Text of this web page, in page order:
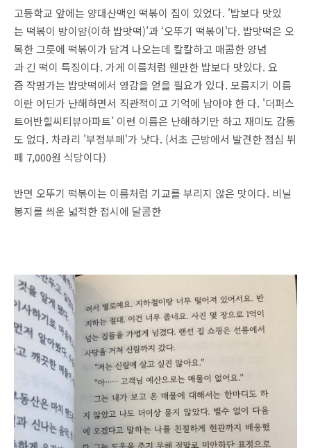
고등학교 앞에는 양대산맥인 떡볶이 집이 있었다. '밥보다 맛있
는 떡볶이 방이얌(이하 밥맛떡)’과 ‘오뚜기 떡볶이'다. 밥맛떡은 오
목한 그릇에 떡볶이가 담겨 나오는데 칼칼하고 매콤한 양념
과 긴 떡이 특징이다. 가게 이름처럼 웬만한 밥보다 맛있다. 요
즘 작명가는 밥맛떡에서 영감을 얻을 필요가 있다. 모름지기 이름
이란 어딘가 난해하면서 직관적이고 기억에 남아야 한 다. '더퍼스
트어반힐씨티뷰아파트’ 이런 이름은 난해하기만 하고 재미도 감동
도 없다. 차라리 '부정부페'가 낫다. (서초 근방에서 발견한 점심 뷔
페 7,000원 식당이다)
반면 오뚜기 떡볶이는 이름처럼 기교를 부리지 않은 맛이다. 비닐
봉지를 씌운 넓적한 접시에 달콤한